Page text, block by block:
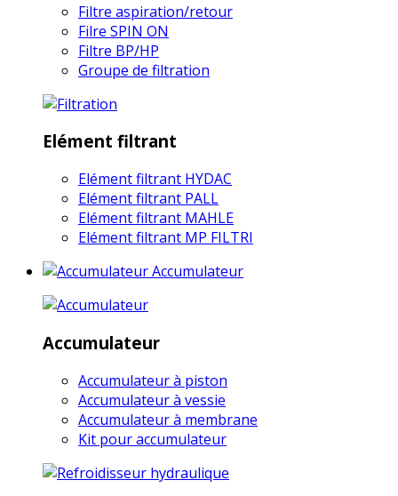
Filtre aspiration/retour
Filre SPIN ON
Filtre BP/HP
Groupe de filtration
Elément filtrant
Elément filtrant HYDAC
Elément filtrant PALL
Elément filtrant MAHLE
Elément filtrant MP FILTRI
Accumulateur
Accumulateur
Accumulateur à piston
Accumulateur à vessie
Accumulateur à membrane
Kit pour accumulateur